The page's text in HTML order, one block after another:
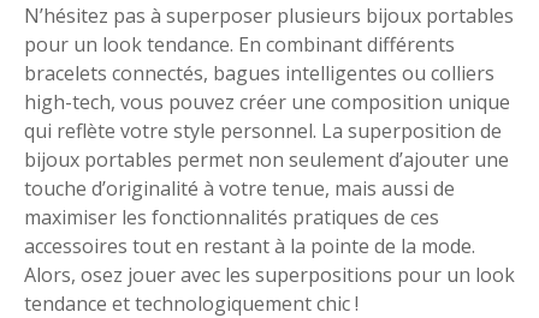
N’hésitez pas à superposer plusieurs bijoux portables
pour un look tendance. En combinant différents
bracelets connectés, bagues intelligentes ou colliers
high-tech, vous pouvez créer une composition unique
qui reflète votre style personnel. La superposition de
bijoux portables permet non seulement d’ajouter une
touche d’originalité à votre tenue, mais aussi de
maximiser les fonctionnalités pratiques de ces
accessoires tout en restant à la pointe de la mode.
Alors, osez jouer avec les superpositions pour un look
tendance et technologiquement chic !